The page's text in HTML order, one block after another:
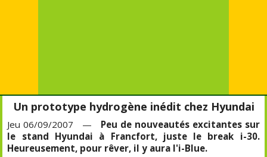
Un prototype hydrogène inédit chez Hyundai
Jeu 06/09/2007 — Peu de nouveautés excitantes sur
le stand Hyundai à Francfort, juste le break i-30.
Heureusement, pour rêver, il y aura l'i-Blue.